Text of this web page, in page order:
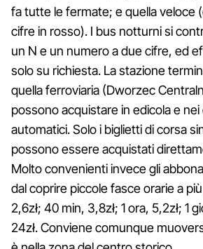
fa tutte le fermate; e quella veloce
cifre in rosso). I bus notturni si
un N e un numero a due cifre, ed
solo su richiesta. La stazione
quella ferroviaria (Dworzec
possono acquistare in edicola e
automatici. Solo i biglietti di corsa
possono essere acquistati
Molto convenienti invece gli
dal coprire piccole fasce orarie a
2,6zł; 40 min, 3,8zł; 1 ora, 5,2zł; 1
24zł. Conviene comunque